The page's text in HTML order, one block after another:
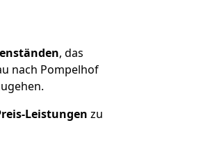
, das
nach Pompelhof
Leistungen zu